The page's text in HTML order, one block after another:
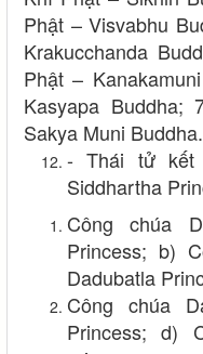
Phật – Visvabhu
Krakucchanda
Phật –
Kasyapa
Sakya Muni Buddha.
- Thái tử kết
Siddhartha
Công chúa
Princess; b)
Dadubatla
Công chúa
Princess; d)